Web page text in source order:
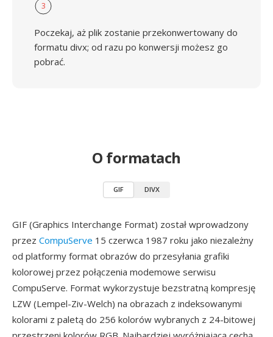
3
Poczekaj, aż plik zostanie przekonwertowany do
formatu divx; od razu po konwersji możesz go
pobrać.
O formatach
GIF DIVX
GIF (Graphics Interchange Format) został wprowadzony
przez CompuServe 15 czerwca 1987 roku jako niezależny
od platformy format obrazów do przesyłania grafiki
kolorowej przez połączenia modemowe serwisu
CompuServe. Format wykorzystuje bezstratną kompresję
LZW (Lempel-Ziv-Welch) na obrazach z indeksowanymi
kolorami z paletą do 256 kolorów wybranych z 24-bitowej